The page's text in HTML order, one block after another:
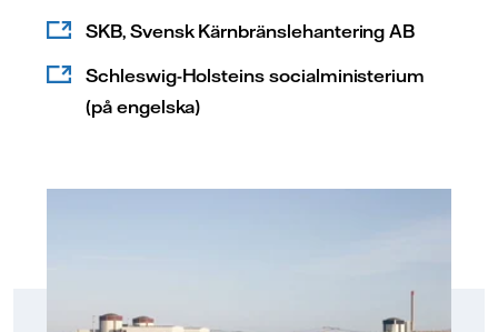
SKB, Svensk Kärnbränslehantering AB
Schleswig-Holsteins socialministerium
(på engelska)